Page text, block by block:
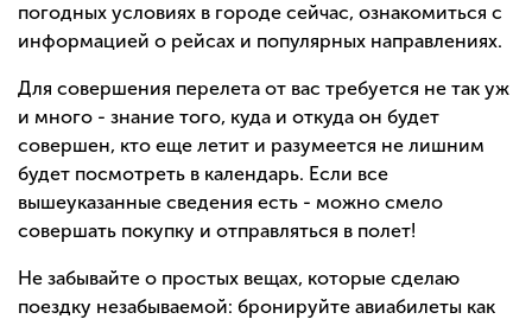
погодных условиях в городе сейчас, ознакомиться с
информацией о рейсах и популярных направлениях.
Для совершения перелета от вас требуется не так уж
и много - знание того, куда и откуда он будет
совершен, кто еще летит и разумеется не лишним
будет посмотреть в календарь. Если все
вышеуказанные сведения есть - можно смело
совершать покупку и отправляться в полет!
Не забывайте о простых вещах, которые сделаю
поездку незабываемой: бронируйте авиабилеты как